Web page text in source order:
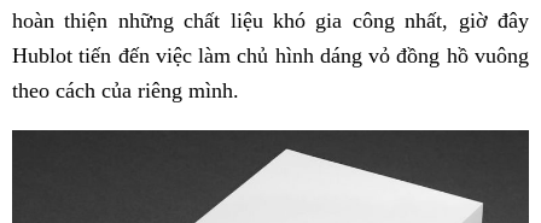
hoàn thiện những chất liệu khó gia công nhất, giờ đây
Hublot tiến đến việc làm chủ hình dáng vỏ đồng hồ vuông
theo cách của riêng mình.